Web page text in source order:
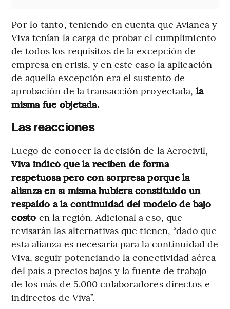
Por lo tanto, teniendo en cuenta que Avianca y
Viva tenían la carga de probar el cumplimiento
de todos los requisitos de la excepción de
empresa en crisis, y en este caso la aplicación
de aquella excepción era el sustento de
aprobación de la transacción proyectada, la
misma fue objetada.
Las reacciones
Luego de conocer la decisión de la Aerocivil,
Viva indicó que la reciben de forma
respetuosa pero con sorpresa porque la
alianza en sí misma hubiera constituido un
respaldo a la continuidad del modelo de bajo
costo en la región. Adicional a eso, que
revisarán las alternativas que tienen, “dado que
esta alianza es necesaria para la continuidad de
Viva, seguir potenciando la conectividad aérea
del país a precios bajos y la fuente de trabajo
de los más de 5.000 colaboradores directos e
indirectos de Viva”.